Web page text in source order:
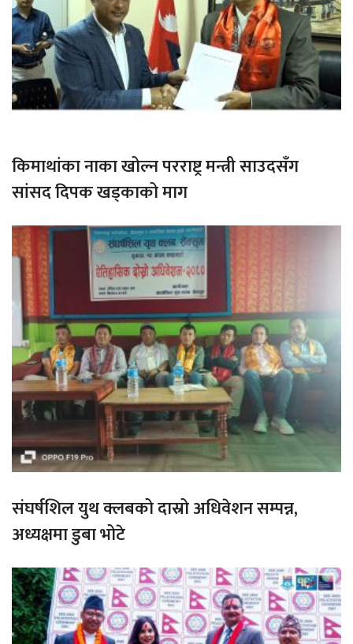
किमाथांका नाका खोल्न परराष्ट्र मन्त्री साउदसँग
सांसद दिपक खड्काको माग
संघर्षशिल युथ क्लबको दास्रो अधिवेशन सम्पन्न,
अध्यक्षमा डुबा भोटे